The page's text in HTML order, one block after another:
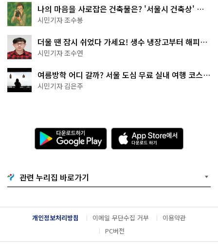
나의 마음을 사로잡은 건축물은? '서울시 건축상' 수
상작 공개!
시민기자 조수봉
더울 땐 잠시 쉬었다 가세요! 생수 냉장고부터 해피소
·무더위쉼터까지
시민기자 조수연
여름방학 어디 갈까? 서울 도심 무료 실내 여행 코스
추천
시민기자 김은주
다
운
로
기
G
o
g
l
e
A
p
p
e
서
다
운
관련 누리집 바로가기
개인정보처리방침 이메일 무단수집 거부
이용약관
PC버전